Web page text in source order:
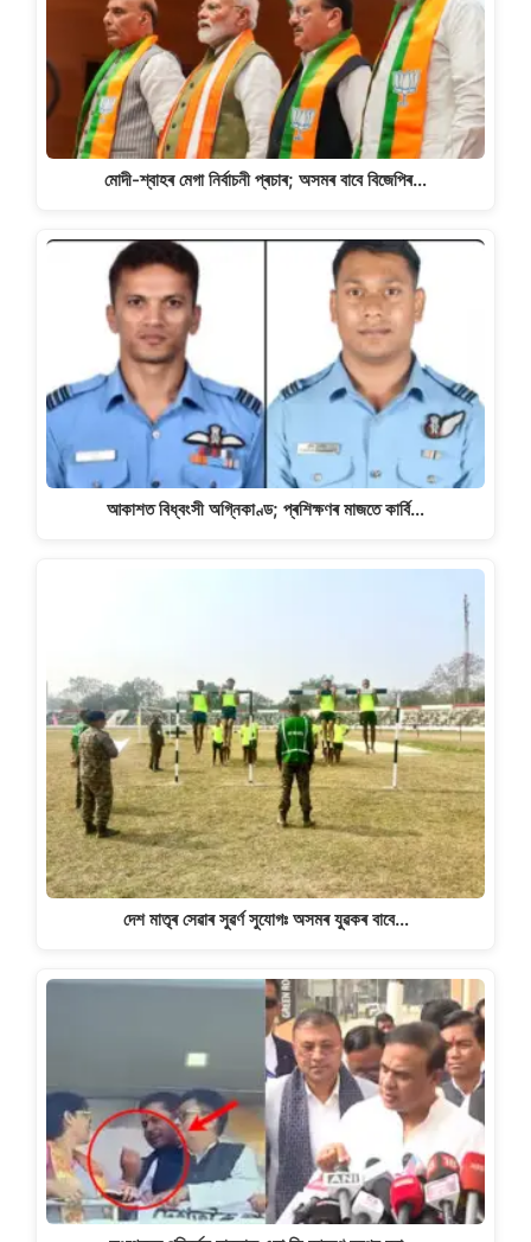
মোদী-শ্বাহৰ মেগা নিৰ্বাচনী প্ৰচাৰ; অসমৰ বাবে বিজেপিৰ…
আকাশত বিধ্বংসী অগ্নিকাণ্ড; প্ৰশিক্ষণৰ মাজতে কাৰ্বি…
দেশ মাতৃৰ সেৱাৰ সুৱৰ্ণ সুযোগঃ অসমৰ যুৱকৰ বাবে…